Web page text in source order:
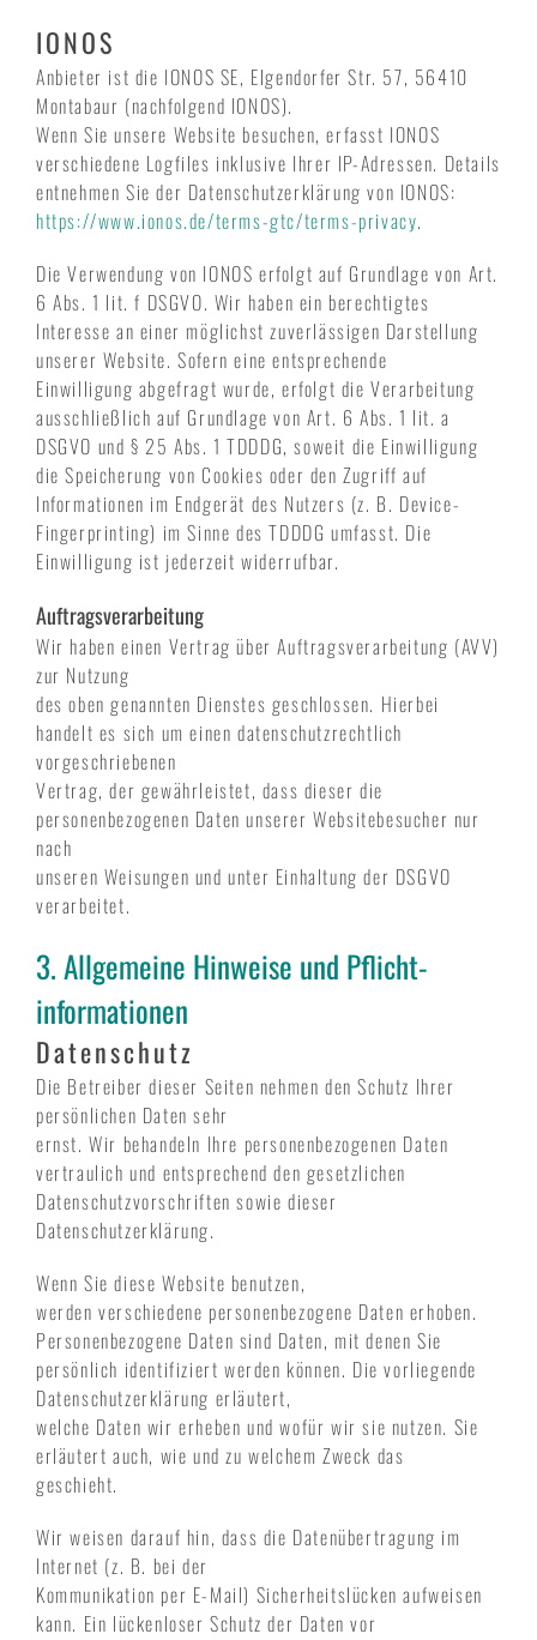
IONOS
Anbieter ist die IONOS SE, Elgendorfer Str. 57, 56410
Montabaur (nachfolgend IONOS).
Wenn Sie unsere Website besuchen, erfasst IONOS
verschiedene Logfiles inklusive Ihrer IP-Adressen. Details
entnehmen Sie der Datenschutzerklärung von IONOS:
https://www.ionos.de/terms-gtc/terms-privacy.
Die Verwendung von IONOS erfolgt auf Grundlage von Art.
6 Abs. 1 lit. f DSGVO. Wir haben ein berechtigtes
Interesse an einer möglichst zuverlässigen Darstellung
unserer Website. Sofern eine entsprechende
Einwilligung abgefragt wurde, erfolgt die Verarbeitung
ausschließlich auf Grundlage von Art. 6 Abs. 1 lit. a
DSGVO und § 25 Abs. 1 TDDDG, soweit die Einwilligung
die Speicherung von Cookies oder den Zugriff auf
Informationen im Endgerät des Nutzers (z. B. Device-
Fingerprinting) im Sinne des TDDDG umfasst. Die
Einwilligung ist jederzeit widerrufbar.
Auftragsverarbeitung
Wir haben einen Vertrag über Auftragsverarbeitung (AVV)
zur Nutzung
des oben genannten Dienstes geschlossen. Hierbei
handelt es sich um einen datenschutzrechtlich
vorgeschriebenen
Vertrag, der gewährleistet, dass dieser die
personenbezogenen Daten unserer Websitebesucher nur
nach
unseren Weisungen und unter Einhaltung der DSGVO
verarbeitet.
3. Allgemeine Hinweise und Pflicht­
informationen
Datenschutz
Die Betreiber dieser Seiten nehmen den Schutz Ihrer
persönlichen Daten sehr
ernst. Wir behandeln Ihre personenbezogenen Daten
vertraulich und entsprechend den gesetzlichen
Datenschutzvorschriften sowie dieser
Datenschutzerklärung.
Wenn Sie diese Website benutzen,
werden verschiedene personenbezogene Daten erhoben.
Personenbezogene Daten sind Daten, mit denen Sie
persönlich identifiziert werden können. Die vorliegende
Datenschutzerklärung erläutert,
welche Daten wir erheben und wofür wir sie nutzen. Sie
erläutert auch, wie und zu welchem Zweck das
geschieht.
Wir weisen darauf hin, dass die Datenübertragung im
Internet (z. B. bei der
Kommunikation per E-Mail) Sicherheitslücken aufweisen
kann. Ein lückenloser Schutz der Daten vor